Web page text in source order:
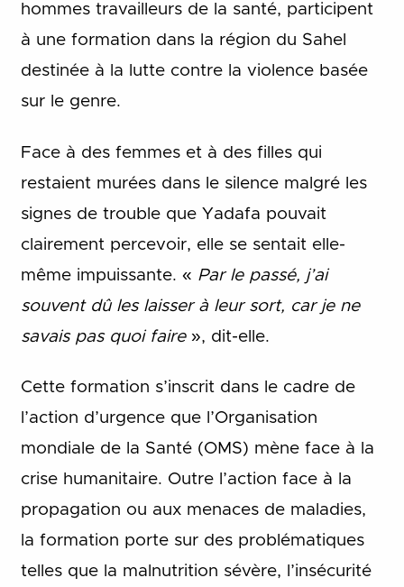
hommes travailleurs de la santé, participent
à une formation dans la région du Sahel
destinée à la lutte contre la violence basée
sur le genre.
Face à des femmes et à des filles qui
restaient murées dans le silence malgré les
signes de trouble que Yadafa pouvait
clairement percevoir, elle se sentait elle-
même impuissante. « Par le passé, j’ai
souvent dû les laisser à leur sort, car je ne
savais pas quoi faire», dit-elle.
Cette formation s’inscrit dans le cadre de
l’action d’urgence que l’Organisation
mondiale de la Santé (OMS) mène face à la
crise humanitaire. Outre l’action face à la
propagation ou aux menaces de maladies,
la formation porte sur des problématiques
telles que la malnutrition sévère, l’insécurité